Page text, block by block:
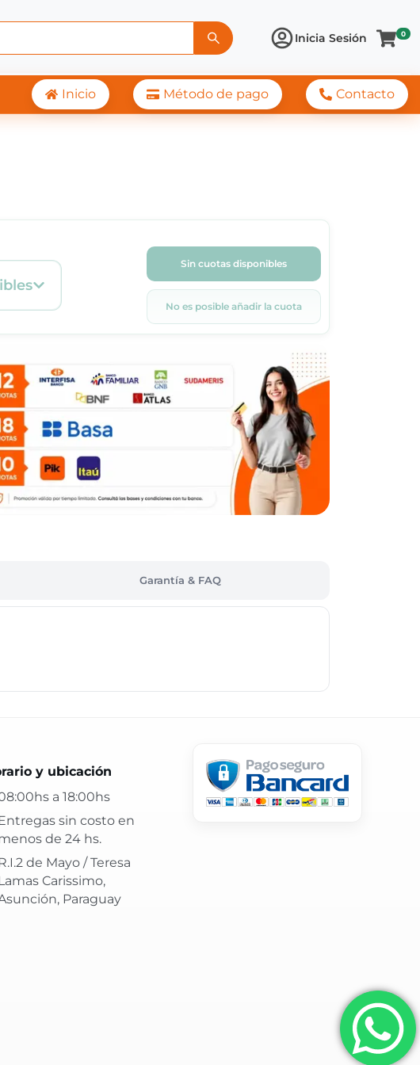
Inicia Sesión 0
Inicio Método de pago Contacto
Sin cuotas disponibles
No es posible añadir la cuota
Garantía & FAQ
gratis en 24 hs y atención confiable.
y ubicación
a 18:00hs
sin costo en
de 24 hs.
de Mayo / Teresa
Carissimo,
Paraguay